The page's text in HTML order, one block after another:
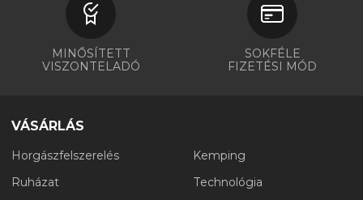
MINŐSÍTETT
VISZONTELADÓ
SOKFÉLE
FIZETÉSI MÓD
VÁSÁRLÁS
Horgászfelszerelés
Ruházat
Kemping
Technológia